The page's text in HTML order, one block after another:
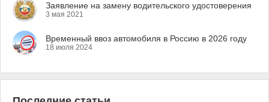
Заявление на замену водительского удостоверения
3 мая 2021
Временный ввоз автомобиля в Россию в 2026 году
18 июля 2024